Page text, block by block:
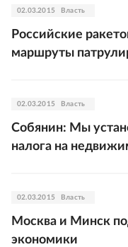
02.03.2015 Власть
Российские
маршруты
02.03.2015 Власть
Собянин: Мы
налога на
02.03.2015 Власть
Москва и Минск
экономики